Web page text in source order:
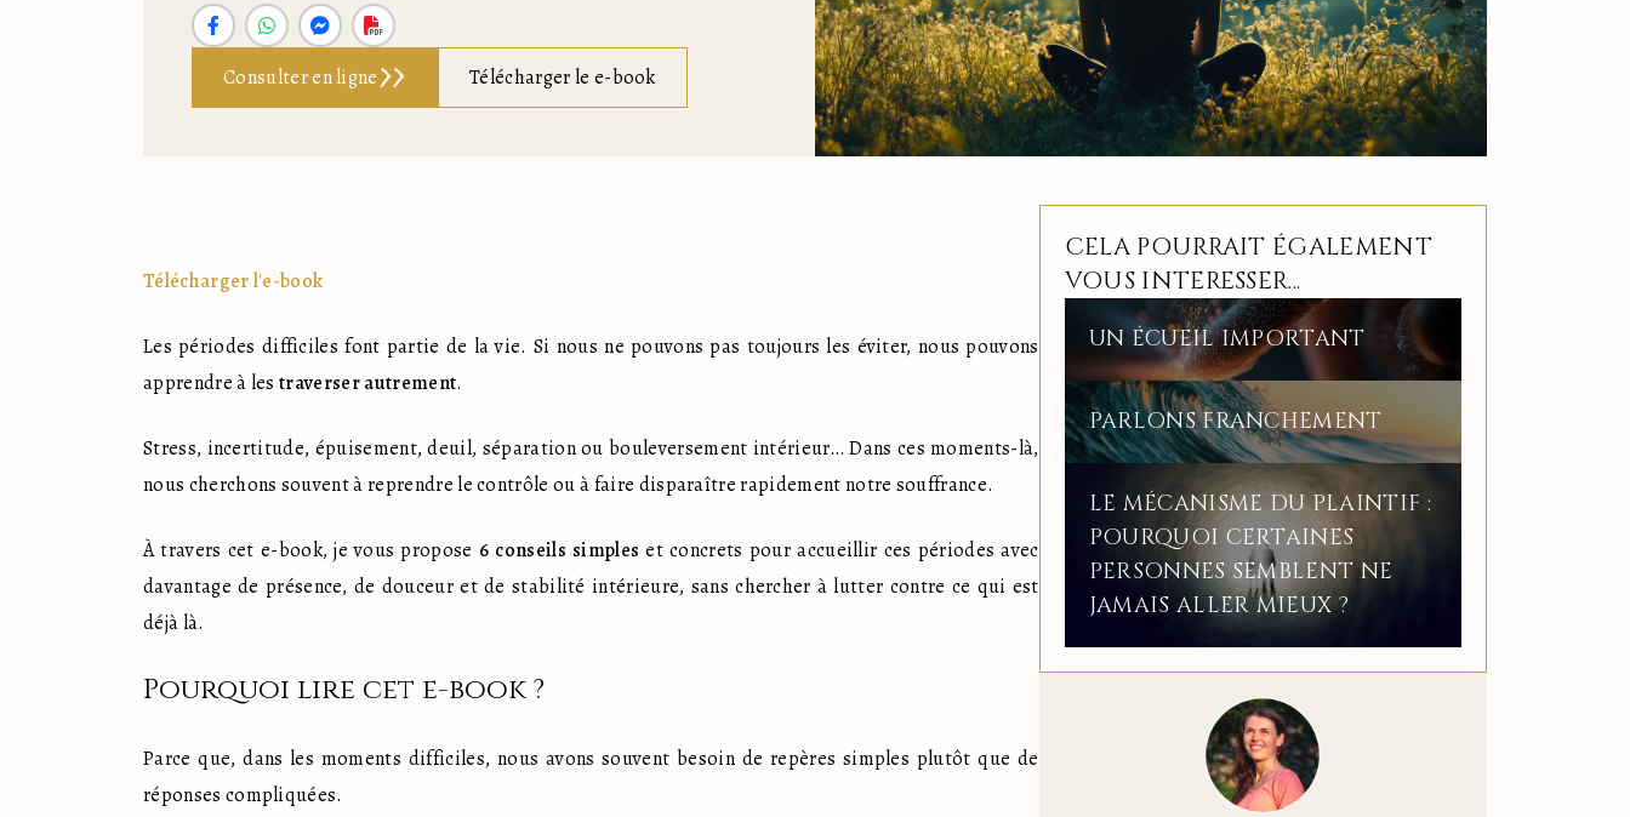
Consulter en ligne Télécharger le e-book
Télécharger l'e-book
Les périodes difficiles font partie de la vie. Si nous ne pouvons pas toujours les éviter, nous pouvons
apprendre à les traverser autrement.
Stress, incertitude, épuisement, deuil, séparation ou bouleversement intérieur… Dans ces moments-là,
nous cherchons souvent à reprendre le contrôle ou à faire disparaître rapidement notre souffrance.
À travers cet e-book, je vous propose 6 conseils simples et concrets pour accueillir ces périodes avec
davantage de présence, de douceur et de stabilité intérieure, sans chercher à lutter contre ce qui est
déjà là.
Pourquoi lire cet e-book ?
Parce que, dans les moments difficiles, nous avons souvent besoin de repères simples plutôt que de
réponses compliquées.
CELA POURRAIT ÉGALEMENT
VOUS INTERESSER...
UN ÉCUEIL IMPORTANT
PARLONS FRANCHEMENT
LE MÉCANISME DU PLAINTIF :
POURQUOI CERTAINES
PERSONNES SEMBLENT NE
JAMAIS ALLER MIEUX ?